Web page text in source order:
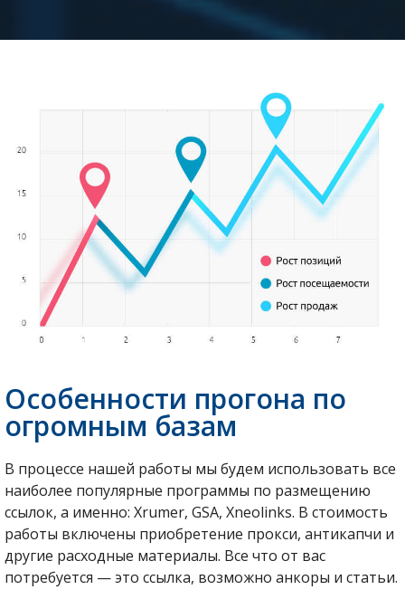
Особенности прогона по
огромным базам
В процессе нашей работы мы будем использовать все
наиболее популярные программы по размещению
ссылок, а именно: Xrumer, GSA, Xneolinks. В стоимость
работы включены приобретение прокси, антикапчи и
другие расходные материалы. Все что от вас
потребуется — это ссылка, возможно анкоры и статьи.